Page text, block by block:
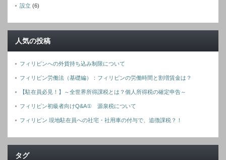
設立 (6)
人気の投稿
フィリピンへの外貨持ち込み制限について
フィリピン労働法（基礎編）：フィリピンの労働時間と割増賃金は？
【駐在員必見！】～全世界所得課税とは？個人所得税の確定申告～
フィリピン初級者向けQ&A① 源泉税について
フィリピン 現地駐在員への社宅・社用車の付与で、追徴課税？！
タグ